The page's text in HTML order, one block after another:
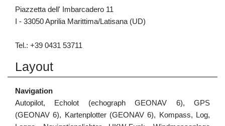
Piazzetta dell' Imbarcadero 11
I - 33050 Aprilia Marittima/Latisana (UD)
Tel.: +39 0431 53711
Layout
Navigation
Autopilot, Echolot (echograph GEONAV 6), GPS
(GEONAV 6), Kartenplotter (GEONAV 6), Kompass, Log,